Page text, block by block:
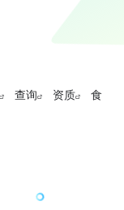
查询 资质
食